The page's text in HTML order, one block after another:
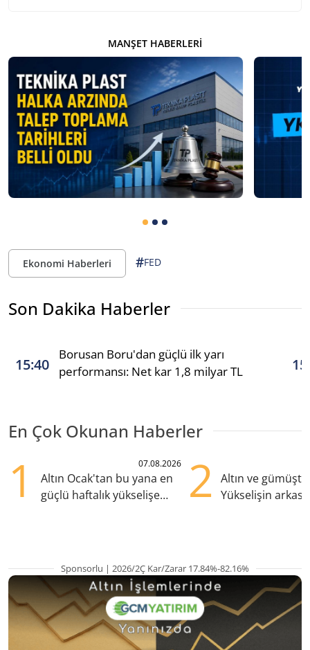
MANŞET HABERLERI
Ekonomi Haberleri #FED
Son Dakika Haberler
15:40
Borusan Boru'dan güçlü ilk yarı
performansı: Net kar 1,8 milyar TL
En Çok Okunan Haberler
1 07.08.2026
Altın Ocak'tan bu yana en
güçlü haftalık yükselişe
2
Altın ve
Yükselişin
Sponsorlu | 2026/2Ç Kar/Zarar 17.84%-82.16%